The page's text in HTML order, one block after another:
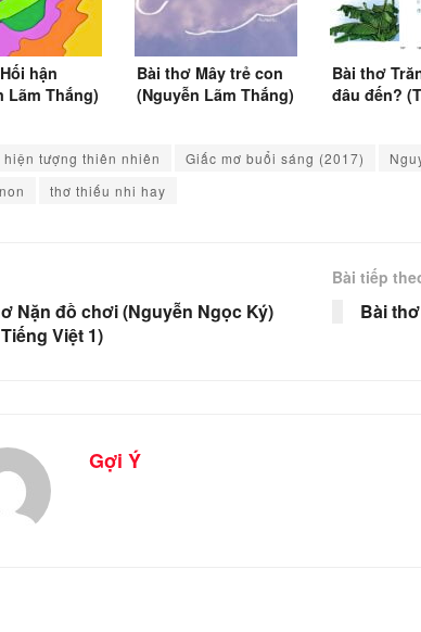
hận
Lãm Thắng)
Bài thơ Mây trẻ con
(Nguyễn Lãm Thắng)
Bài thơ
đâu đến?
hiện tượng thiên nhiên Giấc mơ buổi sáng (2017)
thơ thiếu nhi hay
Nặn đồ chơi (Nguyễn Ngọc Ký)
Việt 1)
Bài tiếp
Bài
Gợi Ý